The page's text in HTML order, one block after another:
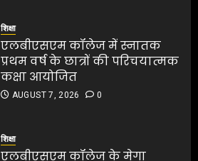
शिक्षा
एलबीएसएम कॉलेज में स्नातक
प्रथम वर्ष के छात्रों की परिचयात्मक
कक्षा आयोजित
AUGUST 7, 2026 0
शिक्षा
एलबीएसएम कॉलेज के मेगा